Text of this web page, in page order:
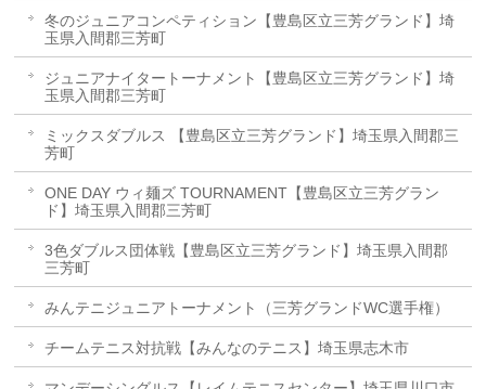
冬のジュニアコンペティション【豊島区立三芳グランド】埼
玉県入間郡三芳町
ジュニアナイタートーナメント【豊島区立三芳グランド】埼
玉県入間郡三芳町
ミックスダブルス 【豊島区立三芳グランド】埼玉県入間郡三
芳町
ONE DAY ウィ麺ズ TOURNAMENT【豊島区立三芳グラン
ド】埼玉県入間郡三芳町
3色ダブルス団体戦【豊島区立三芳グランド】埼玉県入間郡
三芳町
みんテニジュニアトーナメント（三芳グランドWC選手権）
チームテニス対抗戦【みんなのテニス】埼玉県志木市